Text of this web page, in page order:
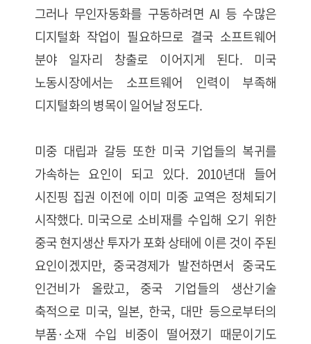
그러나 무인자동화를 구동하려면 AI 등 수많은
디지털화 작업이 필요하므로 결국 소프트웨어
분야 일자리 창출로 이어지게 된다. 미국
노동시장에서는 소프트웨어 인력이 부족해
디지털화의 병목이 일어날 정도다.
미중 대립과 갈등 또한 미국 기업들의 복귀를
가속하는 요인이 되고 있다. 2010년대 들어
시진핑 집권 이전에 이미 미중 교역은 정체되기
시작했다. 미국으로 소비재를 수입해 오기 위한
중국 현지생산 투자가 포화 상태에 이른 것이 주된
요인이겠지만, 중국경제가 발전하면서 중국도
인건비가 올랐고, 중국 기업들의 생산기술
축적으로 미국, 일본, 한국, 대만 등으로부터의
부품·소재 수입 비중이 떨어졌기 때문이기도